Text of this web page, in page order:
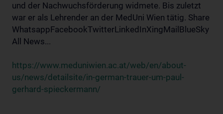
und der Nachwuchsförderung widmete. Bis zuletzt
war er als Lehrender an der MedUni Wien tätig. Share
WhatsappFacebookTwitterLinkedInXingMailBlueSky
All News...
https://www.meduniwien.ac.at/web/en/about-
us/news/detailsite/in-german-trauer-um-paul-
gerhard-spieckermann/